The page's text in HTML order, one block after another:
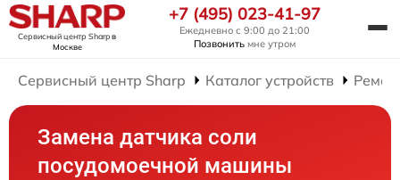
Сервисный центр Sharpв
Москве
+7 (495) 023-41-97
Ежедневно с 9:00 до 21:00
Позвонить мне утром
Сервисный центр Sharp Каталог устройств
Замена датчика соли
посудомоечной машины